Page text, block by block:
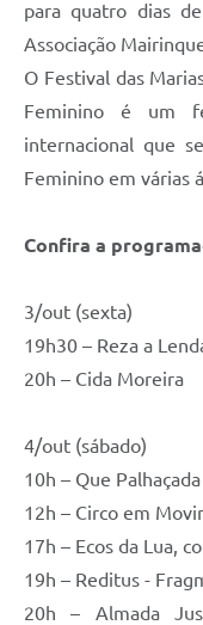
para quatro dias
Associação
O Festival das
Feminino é um
internacional que
Feminino em várias
Confira a
3/out (sexta)
19h30 – Reza a
20h – Cida Moreira
4/out (sábado)
10h – Que
12h – Circo em
17h – Ecos da Lua,
19h – Reditus -
20h – Almada